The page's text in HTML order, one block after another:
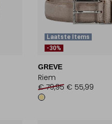
Laatste Items
-30%
GREVE
Riem
€ 79,95 € 55,99